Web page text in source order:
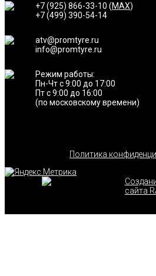
+7 (925) 866-33-10 (MAX)
+7 (499) 390-54-14
atv@promtyre.ru
info@promtyre.ru
Режим работы:
Пн-Чт с 9:00 до 17:00
Пт с 9:00 до 16:00
(по московскому времени)
Политика
сайта